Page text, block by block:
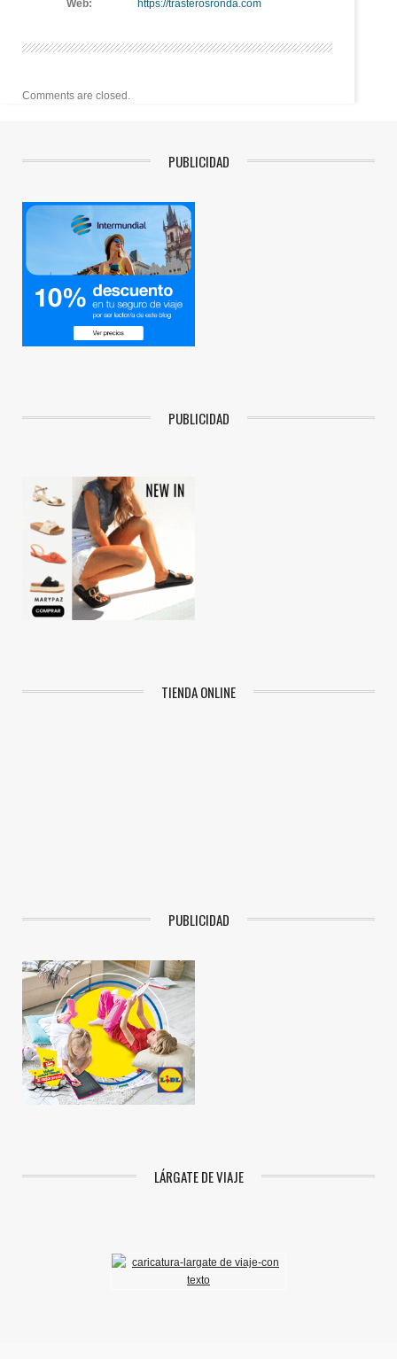
Web: https://trasterosronda.com
Comments are closed.
PUBLICIDAD
PUBLICIDAD
TIENDA ONLINE
PUBLICIDAD
LÁRGATE DE VIAJE